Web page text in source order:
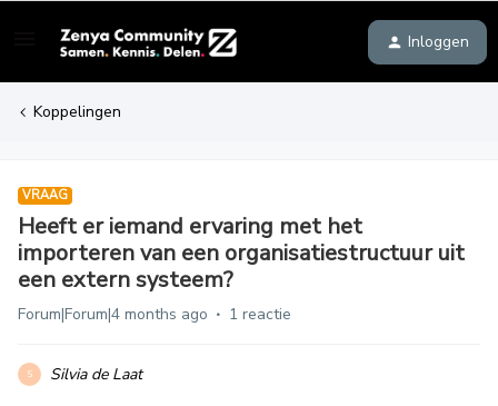
Inloggen
Koppelingen
VRAAG
Heeft er iemand ervaring met het
importeren van een organisatiestructuur uit
een extern systeem?
Forum|Forum|4 months ago 1 reactie
S
Silvia de Laat